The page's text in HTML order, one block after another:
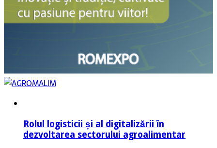
Rolul logisticii și al digitalizării în
dezvoltarea sectorului agroalimentar